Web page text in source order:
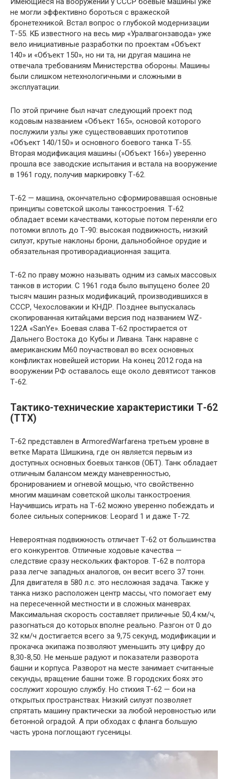
не могли эффективно бороться с вражеской
бронетехникой. Встал вопрос о глубокой модернизации
Т-55. КБ известного на весь мир «Уралвагонзавода» уже
вело инициативные разработки по проектам «Объект
140» и «Объект 150», но ни та, ни другая машина не
отвечала требованиям Министерства обороны. Машины
были слишком нетехнологичными и сложными в
эксплуатации.
По этой причине был начат следующий проект под
кодовым названием «Объект 165», основой которого
послужили узлы уже существовавших прототипов
«Объект 140/150» и основного боевого танка Т-55.
Вторая модификация машины (»Объект 166») уверенно
прошла все заводские испытания и встала на вооружение
в 1961 году, получив маркировку Т-62.
Т-62 — машина, окончательно сформировавшая основные
принципы советской школы танкостроения. Т-62
обладает всеми качествами, которые потом переняли его
потомки вплоть до Т-90: высокая подвижность, низкий
силуэт, крутые наклоны брони, дальнобойное орудие и
обязательная противорадиационная защита.
Т-62 по праву можно называть одним из самых массовых
танков в истории. С 1961 года было выпущено более 20
тысяч машин разных модификаций, производившихся в
СССР, Чехословакии и КНДР. Позднее выпускалась
скопированная китайцами версия под названием WZ-
122A «SanYe». Боевая слава Т-62 простирается от
Дальнего Востока до Кубы и Ливана. Танк наравне с
американским М60 поучаствовал во всех основных
конфликтах новейшей истории. На конец 2012 года на
вооружении РФ оставалось еще около девятисот танков
Т-62.
Тактико-технические характеристики Т-62
(ТТХ)
Т-62 представлен в ArmoredWarfareна третьем уровне в
ветке Марата Шишкина, где он является первым из
доступных основных боевых танков (ОБТ). Танк обладает
отличным балансом между маневренностью,
бронированием и огневой мощью, что свойственно
многим машинам советской школы танкостроения.
Научившись играть на Т-62 можно уверенно побеждать и
более сильных соперников: Leopard 1 и даже Т-72.
Невероятная подвижность отличает Т-62 от большинства
его конкурентов. Отличные ходовые качества —
следствие сразу нескольких факторов. Т-62 в полтора
раза легче западных аналогов, он весит всего 37 тонн.
Для двигателя в 580 л.с. это несложная задача. Также у
танка низко расположен центр массы, что помогает ему
на пересеченной местности и в сложных маневрах.
Максимальная скорость составляет приличные 50,4 км/ч,
разогнаться до которых вполне реально. Разгон от 0 до
32 км/ч достигается всего за 9,75 секунд, модификации и
прокачка экипажа позволяют уменьшить эту цифру до
8,30-8,50. Не меньше радуют и показатели разворота
башни и корпуса. Разворот на месте занимает считанные
секунды, вращение башни тоже. В городских боях это
сослужит хорошую службу. Но стихия Т-62 — бои на
открытых пространствах. Низкий силуэт позволяет
спрятать машину практически за любой неровностью или
бетонной оградой. А при обходах с фланга большую
часть урона поглощают гусеницы.